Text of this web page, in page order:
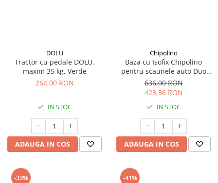
DOLU
Tractor cu pedale DOLU,
maxim 35 kg, Verde
264,00 RON
IN STOC
ADAUGA IN COS
Chipolino
Baza cu Isofix Chipolino
pentru scaunele auto Duo
Smart, Elite si Encanto
636,00 RON
423,36 RON
IN STOC
ADAUGA IN COS
-33% -41%